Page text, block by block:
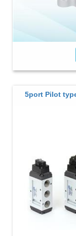
5port Pilot